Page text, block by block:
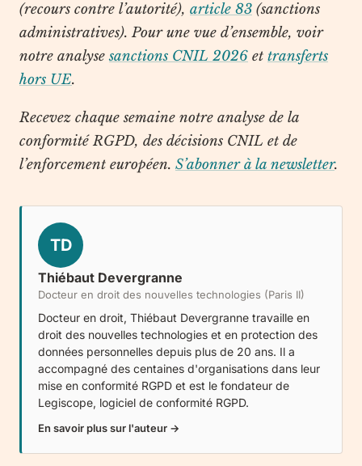
(recours contre l’autorité), article 83 (sanctions
administratives). Pour une vue d’ensemble, voir
notre analysesanctions CNIL 2026 et transferts
hors UE.
Recevez chaque semaine notre analyse de la
conformité RGPD, des décisions CNIL et de
l’enforcement européen. S’abonner à la newsletter.
TD
Thiébaut Devergranne
Docteur en droit des nouvelles technologies (Paris II)
Docteur en droit, Thiébaut Devergranne travaille en
droit des nouvelles technologies et en protection des
données personnelles depuis plus de 20 ans. Il a
accompagné des centaines d'organisations dans leur
mise en conformité RGPD et est le fondateur de
Legiscope, logiciel de conformité RGPD.
En savoir plus sur l'auteur →